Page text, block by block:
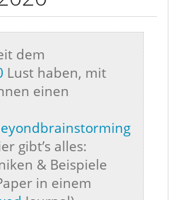
dem
Lust haben, mit
einen
gibt’s alles:
& Beispiele
in einem